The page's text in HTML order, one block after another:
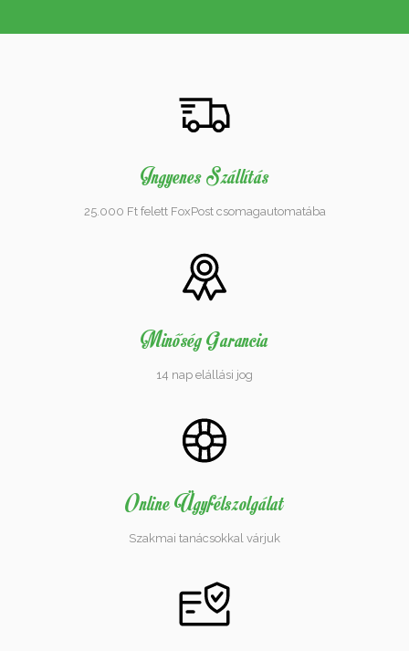
Ingyenes Szállítás
25.000 Ft felett FoxPost csomagautomatába
Minőség Garancia
14 nap elállási jog
Online Ügyfélszolgálat
Szakmai tanácsokkal várjuk